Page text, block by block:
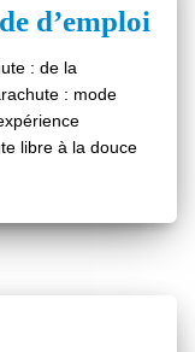
d’emploi
: de la
: mode
libre à la douce